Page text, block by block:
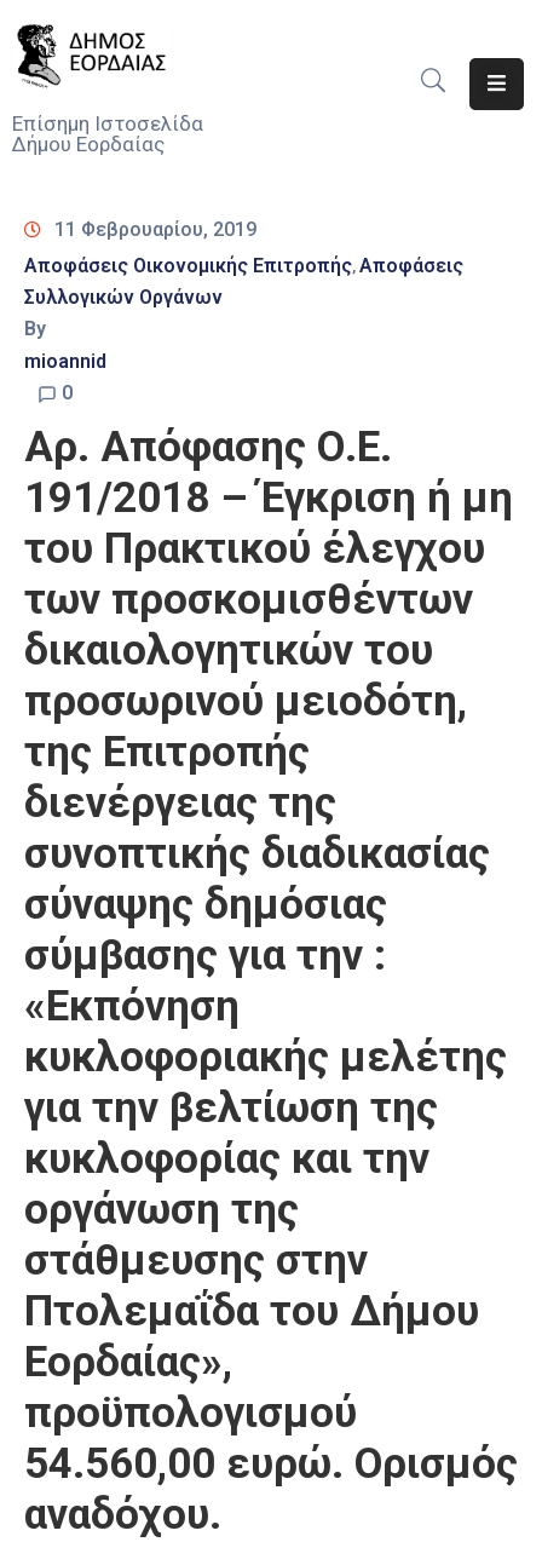
Επίσημη Ιστοσελίδα
Δήμου Εορδαίας
Νέα
Υπηρεσίες
Του
Δήμου
Αποφάσεις
Τηλέφωνα
11 Φεβρουαρίου, 2019
Αποφάσεις Οικονομικής Επιτροπής‚Αποφάσεις
Συλλογικών Οργάνων
By
mioannid
0
Αρ. Απόφασης Ο.Ε.
191/2018 – Έγκριση ή μη
του Πρακτικού έλεγχου
των προσκομισθέντων
δικαιολογητικών του
προσωρινού μειοδότη,
της Επιτροπής
διενέργειας της
συνοπτικής διαδικασίας
σύναψης δημόσιας
σύμβασης για την :
«Εκπόνηση
κυκλοφοριακής μελέτης
για την βελτίωση της
κυκλοφορίας και την
οργάνωση της
στάθμευσης στην
Πτολεμαΐδα του Δήμου
Εορδαίας»,
προϋπολογισμού
54.560,00 ευρώ. Ορισμός
αναδόχου.